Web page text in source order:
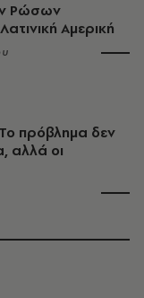
Ρώσων
Αμερική
πρόβλημα δεν
αλλά οι